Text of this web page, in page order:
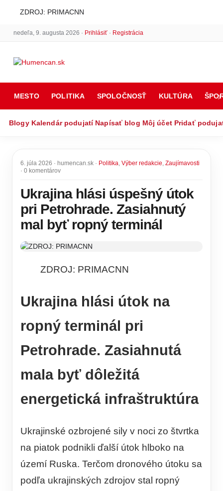
ZDROJ: PRIMACNN
nedeľa, 9. augusta 2026 · Prihlásiť· Registrácia
MESTO POLITIKA SPOLOČNOSŤ KULTÚRA
Blogy Kalendár podujatí Napísať blog Môj účet Pridať
6. júla 2026 · humencan.sk · Politika, Výber redakcie, Zaujímavosti
· 0 komentárov
Ukrajina hlási úspešný útok
pri Petrohrade. Zasiahnutý
mal byť ropný terminál
ZDROJ: PRIMACNN
Ukrajina hlási útok na
ropný terminál pri
Petrohrade. Zasiahnutá
mala byť dôležitá
energetická infraštruktúra
Ukrajinské ozbrojené sily v noci zo štvrtka
na piatok podnikli ďalší útok hlboko na
území Ruska. Terčom dronového útoku sa
podľa ukrajinských zdrojov stal ropný